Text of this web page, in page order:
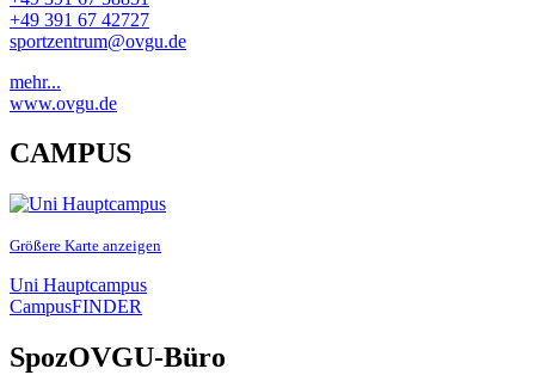
+49 391 67 42727
sportzentrum@ovgu.de
mehr...
www.ovgu.de
CAMPUS
Größere Karte anzeigen
Uni Hauptcampus
CampusFINDER
SpozOVGU-Büro